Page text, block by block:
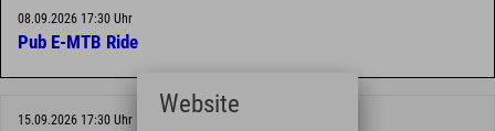
08.09.2026 17:30 Uhr
Pub E-MTB Ride
15.09.2026 17:30 Uhr
Website